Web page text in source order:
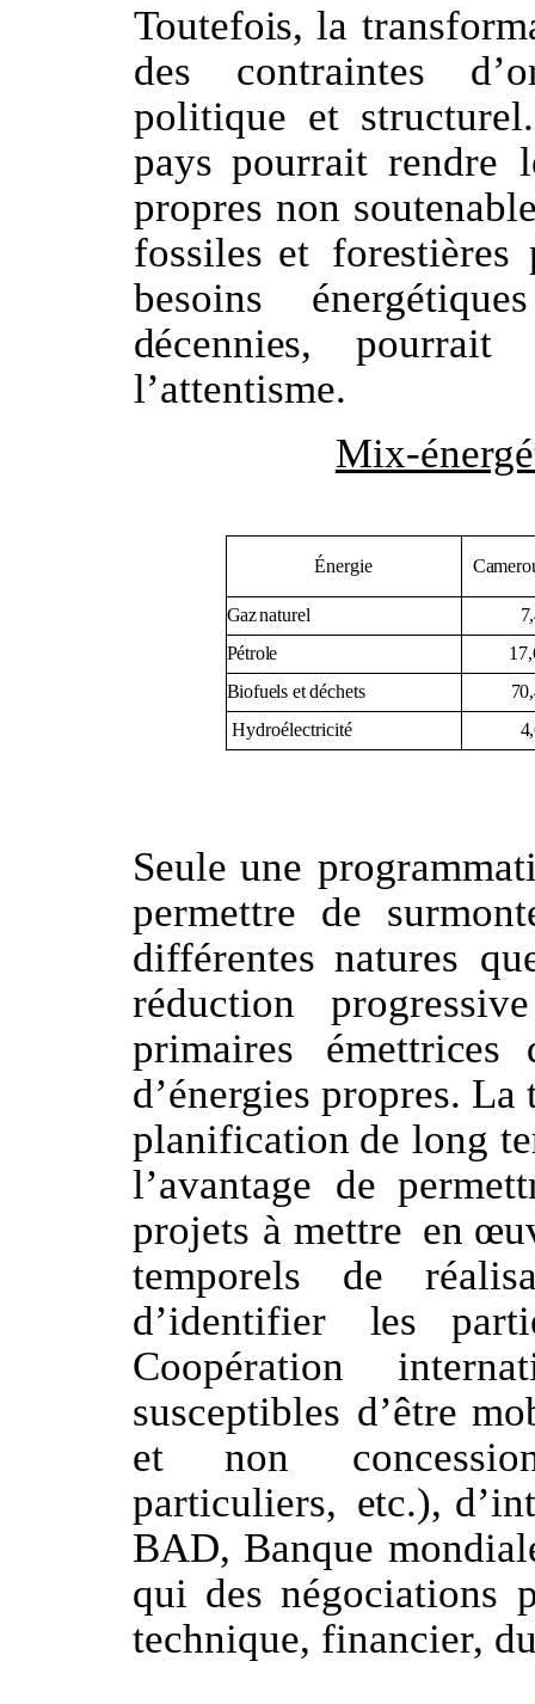
Toutefois, la
des
contraintes
politique et structurel.
pays pourrait rendre
propres non
fossiles et forestières
besoins
énergétiques
décennies,
pourrait
l’attentisme.
Mix-
Énergie
Gaznaturel
Pétrole
Biofuels et déchets
Hydroélectricité
Seule une
permettre
de
différentes natures
réduction
progressive
primaires
émettrices
d’énergies propres. La
planification de long
l’avantage de
projets à mettre en
temporels
de
d’identifier
les
Coopération
susceptibles d’être
et
non
particuliers, etc.),
BAD, Banque
qui des négociations
technique, financier,